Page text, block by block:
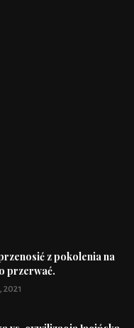
z pokolenia na
przerwać.
2021